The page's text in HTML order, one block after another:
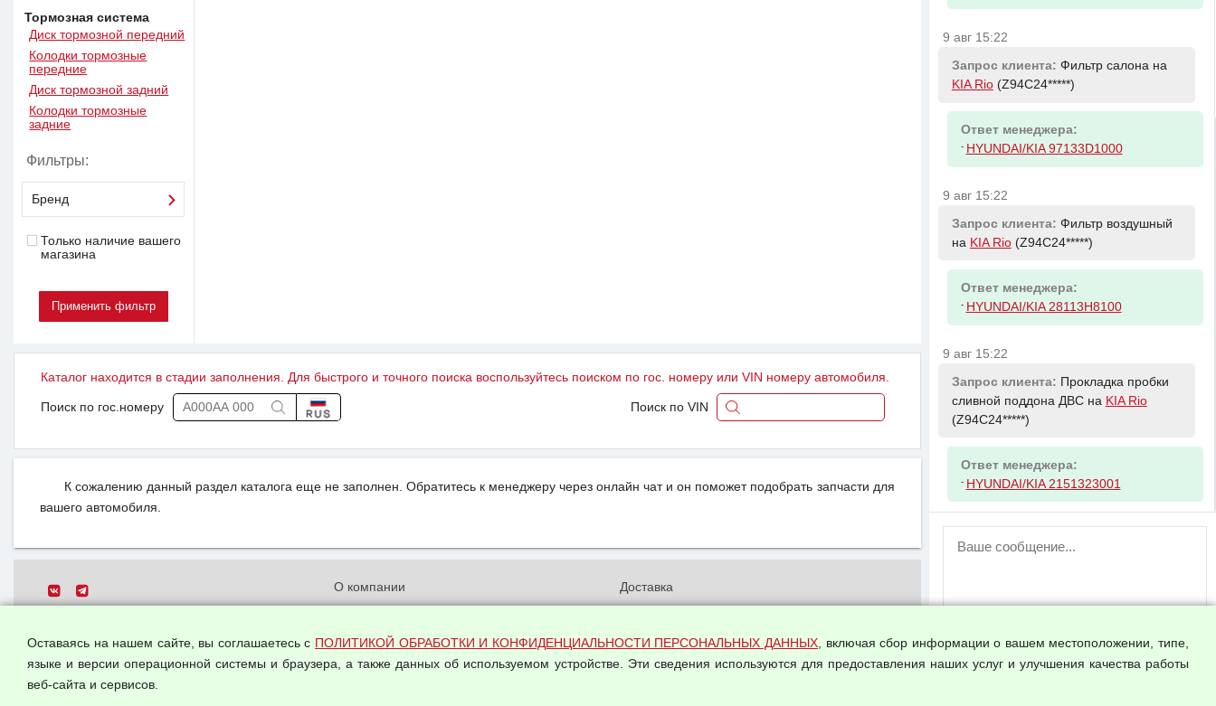
Тормозная система
Диск тормозной передний
Колодки тормозные
передние
Диск тормозной задний
Колодки тормозные
задние
Фильтры:
Бренд
Только наличие вашего
магазина
Каталог находится в стадии заполнения. Для быстрого и точного поиска воспользуйтесь поиском по гос. номеру или VIN номеру автомобиля.
Поиск по гос.номеру Поиск по VIN
К сожалению данный раздел каталога еще не заполнен. Обратитесь к менеджеру через онлайн чат и он поможет подобрать запчасти для
вашего автомобиля.
Все права защищены.
О компании
данных
Доставка
Оплата и возвраты
Арендодателям
Оставаясь на нашем сайте, вы соглашаетесь с ПОЛИТИКОЙ ОБРАБОТКИ И КОНФИДЕНЦИАЛЬНОСТИ ПЕРСОНАЛЬНЫХ ДАННЫХ, включая сбор информации о вашем местоположении, типе,
языке и версии операционной системы и браузера, а также данных об используемом устройстве. Эти сведения используются для предоставления наших услуг и улучшения качества работы
веб-сайта и сервисов.
9 авг 15:22
Запрос клиента: Фильтр салона на
KIA Rio(Z94C24*****)
Ответ менеджера:
- HYUNDAI/KIA 97133D1000
9 авг 15:22
Запрос клиента: Фильтр воздушный
на KIA Rio(Z94C24*****)
Ответ менеджера:
- HYUNDAI/KIA 28113H8100
9 авг 15:22
Запрос клиента: Прокладка пробки
сливной поддона ДВС на KIA Rio
(Z94C24*****)
Ответ менеджера:
- HYUNDAI/KIA 2151323001
ВНИМАНИЕ!
пользователей временно отключена!
аккаунт.